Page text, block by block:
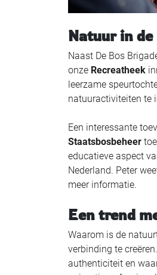
Natuur in de
Naast De Bos
onze Recreatheek
leerzame
natuuractiviteiten te
Een interessante
Staatsbosbeheer
educatieve aspect
Nederland. Peter
meer informatie.
Een trend
Waarom is de
verbinding te
authenticiteit en